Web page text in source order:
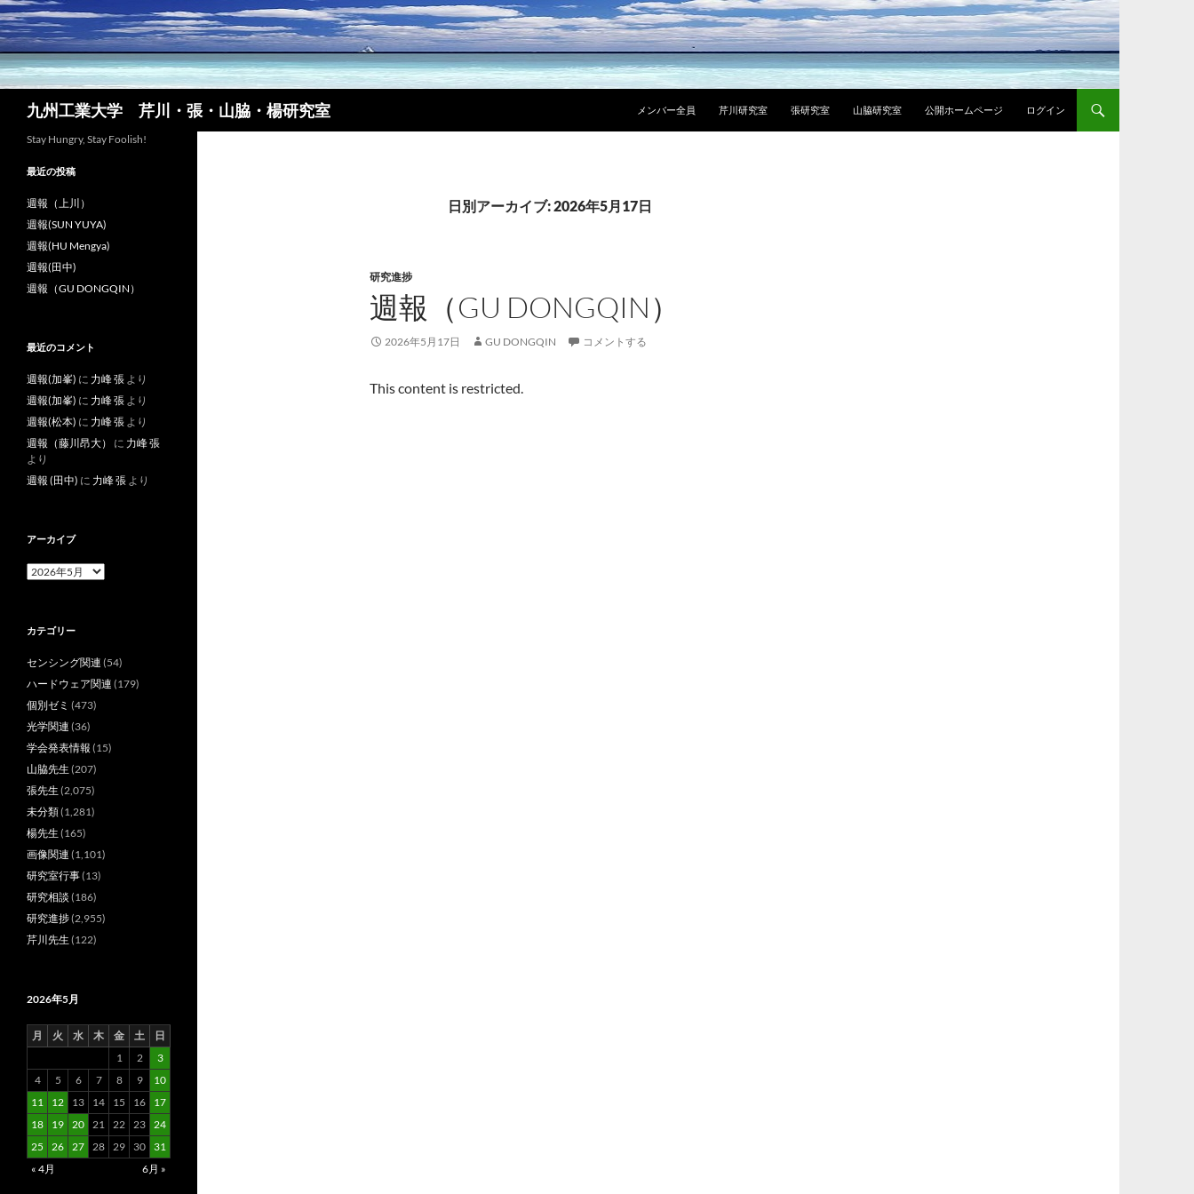
コ
ン
テ
ン
ツ
九州工業大学 芹川・張・山脇・楊研究室 メンバー全員 芹川研究室 張研究室 山脇研究室 公開ホームページ ログイン
日別アーカイブ: 2026年5月17日
研究進捗
週報（GU DONGQIN）
2026年5月17日 GU DONGQIN コメントする
This content is restricted.
Stay Hungry, Stay Foolish!
最近の投稿
週報（上川）
週報(SUN YUYA)
週報(HU Mengya)
週報(田中)
週報（GU DONGQIN）
最近のコメント
週報(加峯) に 力峰 張 より
週報(加峯) に 力峰 張 より
週報(松本) に 力峰 張 より
週報（藤川昂大）
に 力峰 張
より
週報 (田中) に 力峰 張 より
アーカイブ
ア
ブ
カテゴリー
センシング関連 (54)
ハードウェア関連 (179)
個別ゼミ (473)
光学関連 (36)
学会発表情報 (15)
山脇先生 (207)
張先生 (2,075)
未分類(1,281)
楊先生 (165)
画像関連 (1,101)
研究室行事(13)
研究相談 (186)
研究進捗(2,955)
芹川先生 (122)
2026年5月
月 火 水 木 金 土
日
1
2
3
4
5 6 7 8 9
10
11
12 13 14 15 16
17
18
19 20 21 22 23 24
25
26 27 28 29 30
31
« 4月
6月 »